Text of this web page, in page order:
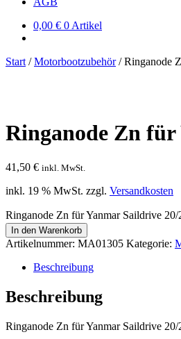
0,00 € 0 Artikel
Start /Motorbootzubehör/Ringanode
Ringanode Zn für
41,50 € inkl. MwSt.
inkl. 19 % MwSt. zzgl. Versandkosten
Ringanode Zn für Yanmar Saildrive
In den Warenkorb
Artikelnummer: MA01305 Kategorie:
Beschreibung
Beschreibung
Ringanode Zn für Yanmar Saildrive